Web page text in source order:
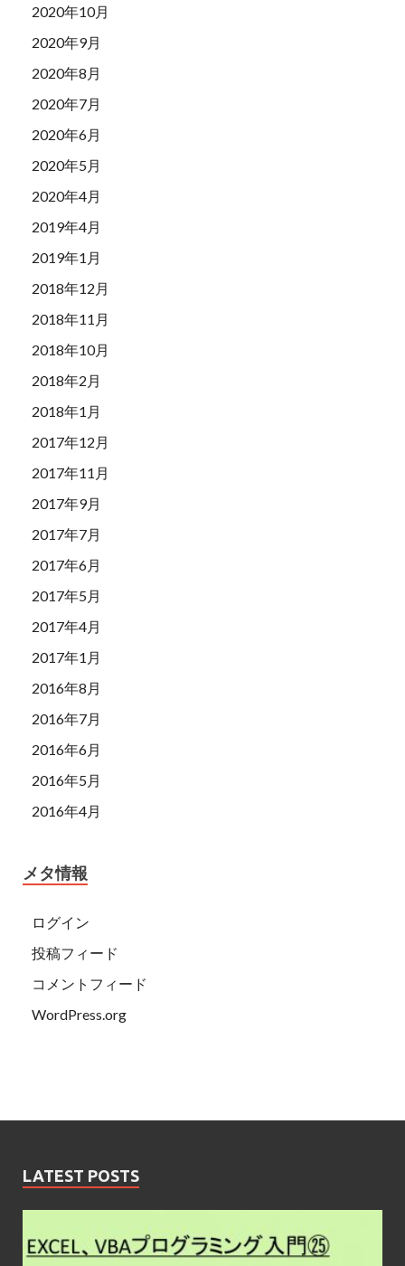
2020年10月
2020年9月
2020年8月
2020年7月
2020年6月
2020年5月
2020年4月
2019年4月
2019年1月
2018年12月
2018年11月
2018年10月
2018年2月
2018年1月
2017年12月
2017年11月
2017年9月
2017年7月
2017年6月
2017年5月
2017年4月
2017年1月
2016年8月
2016年7月
2016年6月
2016年5月
2016年4月
メタ情報
ログイン
投稿フィード
コメントフィード
WordPress.org
LATEST POSTS